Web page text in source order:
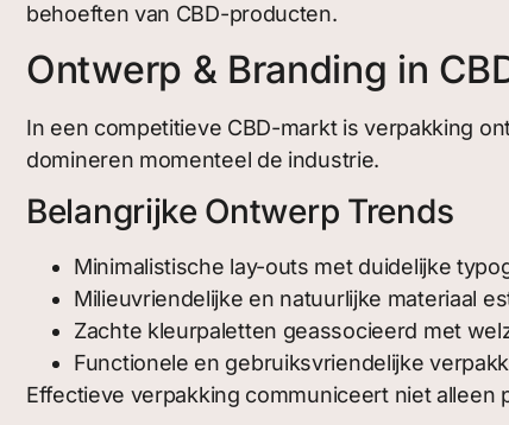
behoeften van CBD-producten.
Ontwerp & Branding in
In een competitieve CBD-markt is verpakking
domineren momenteel de industrie.
Belangrijke Ontwerp Trends
Minimalistische lay-outs met duidelijke
Milieuvriendelijke en natuurlijke materiaal
Zachte kleurpaletten geassocieerd met
Functionele en gebruiksvriendelijke
Effectieve verpakking communiceert niet